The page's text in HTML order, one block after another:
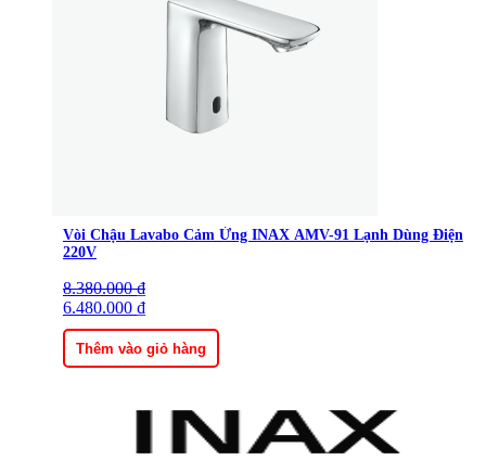
Vòi Chậu Lavabo Cảm Ứng INAX AMV-91 Lạnh Dùng Điện
220V
8.380.000₫
Giá
gốc
là:
8.380.000 ₫.
6.480.000 ₫
Giá
hiện
tại
là:
6.480.000 ₫.
Thêm vào giỏ hàng